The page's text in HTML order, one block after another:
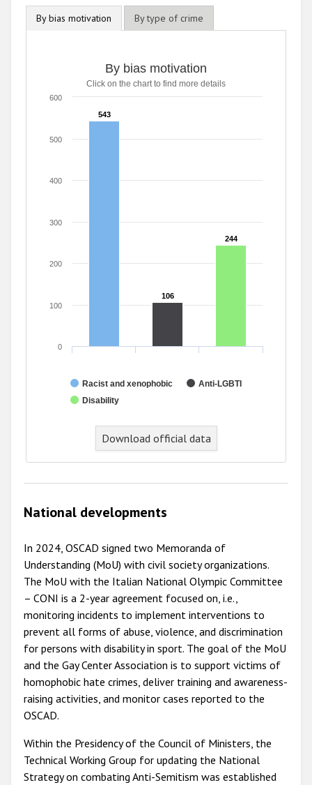
By bias motivation By type of crime
By bias motivation
Click on the chart to find more details
543
543
106
106
244
244
Racist and xenophobic
Anti-LGBTI
Disability
0
100
200
300
400
500
600
Download official data
National developments
In 2024, OSCAD signed two Memoranda of
Understanding (MoU) with civil society organizations.
The MoU with the Italian National Olympic Committee
– CONI is a 2-year agreement focused on, i.e.,
monitoring incidents to implement interventions to
prevent all forms of abuse, violence, and discrimination
for persons with disability in sport. The goal of the MoU
and the Gay Center Association is to support victims of
homophobic hate crimes, deliver training and awareness-
raising activities, and monitor cases reported to the
OSCAD.
Within the Presidency of the Council of Ministers, the
Technical Working Group for updating the National
Strategy on combating Anti-Semitism was established